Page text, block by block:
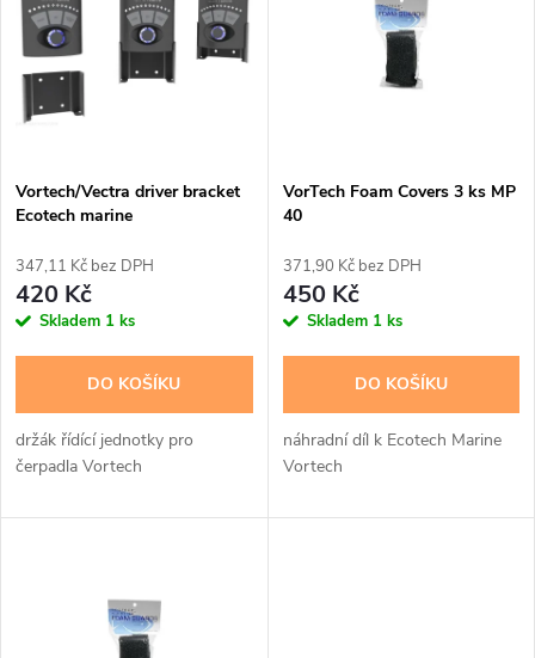
e
n
p
r
o
u
k
p
i
s
p
r
o
d
u
k
Vortech/Vectra driver bracket
Ecotech marine
347,11 Kč bez DPH
420 Kč
Skladem 1 ks
DO KOŠÍKU
držák řídící jednotky pro
čerpadla Vortech
VorTech Foam Covers 3 ks MP
40
371,90 Kč bez DPH
450 Kč
Skladem 1 ks
DO KOŠÍKU
náhradní díl k Ecotech Marine
Vortech